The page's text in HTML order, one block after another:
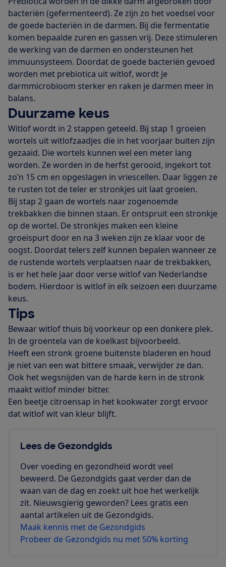
bacteriën (gefermenteerd). Ze zijn zo het voedsel voor
de goede bacteriën in de darmen. Bij die fermentatie
komen bepaalde zuren en gassen vrij. Deze stimuleren
de werking van de darmen en ondersteunen het
immuunsysteem. Doordat de goede bacteriën gevoed
worden met prebiotica uit witlof, wordt je
darmmicrobioom sterker en raken je darmen meer in
balans.
Duurzame keus
Witlof wordt in 2 stappen geteeld. Bij stap 1 groeien
wortels uit witlofzaadjes die in het voorjaar buiten zijn
gezaaid. Die wortels kunnen wel een meter lang
worden. Ze worden in de herfst gerooid, ingekort tot
zo’n 15 cm en opgeslagen in vriescellen. Daar liggen ze
te rusten tot de teler er stronkjes uit laat groeien.
Bij stap 2 gaan de wortels naar zogenoemde
trekbakken die binnen staan. Er ontspruit een stronkje
op de wortel. De stronkjes maken een kleine
groeispurt door en na 3 weken zijn ze klaar voor de
oogst. Doordat telers zelf kunnen bepalen wanneer ze
de rustende wortels verplaatsen naar de trekbakken,
is er het hele jaar door verse witlof van Nederlandse
bodem. Hierdoor is witlof in elk seizoen een duurzame
keus.
Tips
Bewaar witlof thuis bij voorkeur op een donkere plek.
In de groentela van de koelkast bijvoorbeeld.
Heeft een stronk groene buitenste bladeren en houd
je niet van een wat bittere smaak, verwijder ze dan.
Ook het wegsnijden van de harde kern in de stronk
maakt witlof minder bitter.
Een beetje citroensap in het kookwater zorgt ervoor
dat witlof wit van kleur blijft.
Lees de Gezondgids
Over voeding en gezondheid wordt veel
beweerd. De Gezondgids gaat verder dan de
waan van de dag en zoekt uit hoe het werkelijk
zit. Nieuwsgierig geworden? Lees gratis een
aantal artikelen uit de Gezondgids.
Maak kennis met de Gezondgids
Probeer de Gezondgids nu met 50% korting